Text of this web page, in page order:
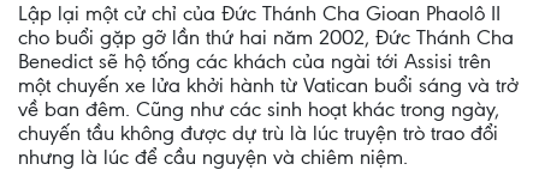
Lập lại một cử chỉ của Đức Thánh Cha Gioan Phaolô II
cho buổi gặp gỡ lần thứ hai năm 2002, Đức Thánh Cha
Benedict sẽ hộ tống các khách của ngài tới Assisi trên
một chuyến xe lửa khởi hành từ Vatican buổi sáng và trở
về ban đêm. Cũng như các sinh hoạt khác trong ngày,
chuyến tầu không được dự trù là lúc truyện trò trao đổi
nhưng là lúc để cầu nguyện và chiêm niệm.